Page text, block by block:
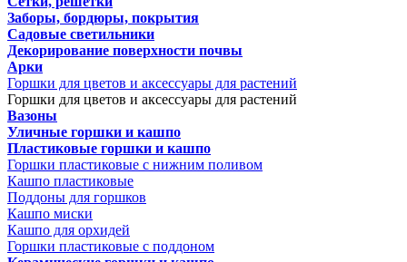
Заборы, бордюры, покрытия
Садовые светильники
Декорирование поверхности почвы
Арки
Горшки для цветов и аксессуары для растений
Горшки для цветов и аксессуары для растений
Вазоны
Уличные горшки и кашпо
Пластиковые горшки и кашпо
Горшки пластиковые с нижним поливом
Кашпо пластиковые
Поддоны для горшков
Кашпо миски
Кашпо для орхидей
Горшки пластиковые с поддоном